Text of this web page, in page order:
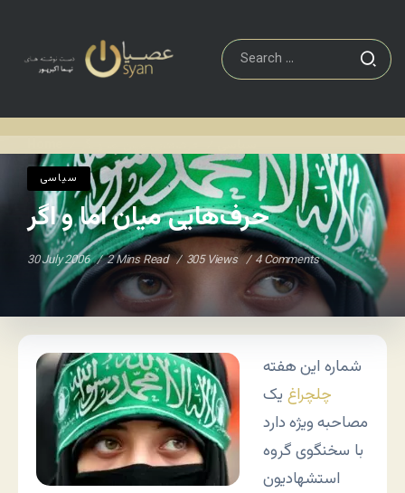
سياسی
حرف‌هایی میان اما و اگر
30 July 2006 2 Mins Read 305 Views 4 Comments
شماره این هفته
چلچراغ یک
مصاحبه ویژه دارد
با سخنگوی گروه
استشهادیون